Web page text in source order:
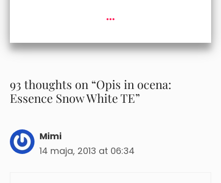
...
93 thoughts on “Opis in ocena:
Essence Snow White TE”
Mimi
14 maja, 2013 at 06:34